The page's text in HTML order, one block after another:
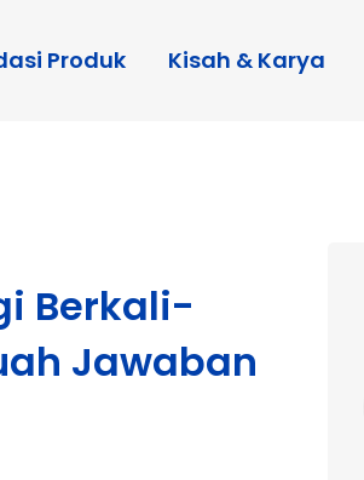
Produk Kisah & Karya
Berkali-
Jawaban